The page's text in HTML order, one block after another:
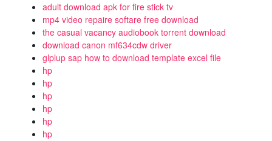
adult download apk for fire stick tv
mp4 video repaire softare free download
the casual vacancy audiobook torrent download
download canon mf634cdw driver
glplup sap how to download template excel file
hp
hp
hp
hp
hp
hp